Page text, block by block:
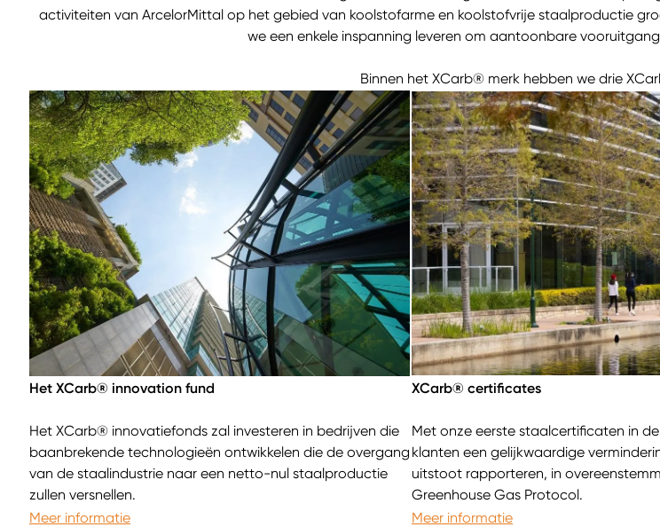
activiteiten van ArcelorMittal op het gebied van koolstofarme en koolstofvrije staalproductie
we een enkele inspanning leveren om aantoonbare
Binnen het XCarb® merk hebben we drie
Het XCarb® innovation fund XCarb® certificates
Het XCarb® innovatiefonds zal investeren in bedrijven die
baanbrekende technologieën ontwikkelen die de overgang
van de staalindustrie naar een netto-nul staalproductie
zullen versnellen.
Met onze eerste staalcertificaten in
klanten een gelijkwaardige
uitstoot rapporteren, in
Greenhouse Gas Protocol.
Meer informatie
Meer informatie